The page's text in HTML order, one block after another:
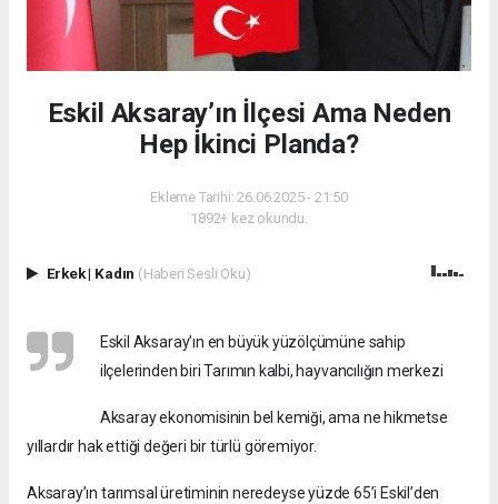
Eskil Aksaray’ın İlçesi Ama Neden
Hep İkinci Planda?
Ekleme Tarihi: 26.06.2025 - 21:50
1892+ kez okundu.
Erkek| Kadın (Haberi Sesli Oku)
Eskil Aksaray’ın en büyük yüzölçümüne sahip
ilçelerinden biri Tarımın kalbi, hayvancılığın merkezi
Aksaray ekonomisinin bel kemiği, ama ne hikmetse
yıllardır hak ettiği değeri bir türlü göremiyor.
Aksaray’ın tarımsal üretiminin neredeyse yüzde 65’i Eskil’den